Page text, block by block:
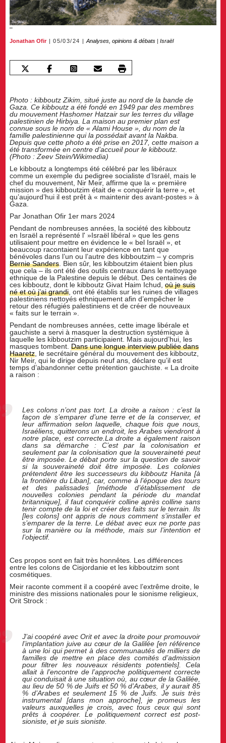
Jonathan Ofir 05/03/24 Analyses, opinions & débats |Israël
Photo : kibboutz Zikim, situé juste au nord de la bande de
Gaza. Ce kibboutz a été fondé en 1949 par des membres
du mouvement Hashomer Hatzair sur les terres du village
palestinien de Hirbiya. La maison au premier plan est
connue sous le nom de « Alami House », du nom de la
famille palestinienne qui la possédait avant la Nakba.
Depuis que cette photo a été prise en 2017, cette maison a
été transformée en centre d’accueil pour le kibboutz.
(Photo : Zeev Stein/Wikimedia)
Le kibboutz a longtemps été célébré par les libéraux
comme un exemple du pedigree socialiste d’Israël, mais le
chef du mouvement, Nir Meir, affirme que la « première
mission » des kibboutzim était de « conquérir la terre », et
qu’aujourd’hui il est prêt à « maintenir des avant-postes » à
Gaza.
Par Jonathan Ofir 1er mars 2024
Pendant de nombreuses années, la société des kibboutz
en Israël a représenté l' »Israël libéral » que les gens
utilisaient pour mettre en évidence le « bel Israël », et
beaucoup racontaient leur expérience en tant que
bénévoles dans l’un ou l’autre des kibboutzim – y compris
Bernie Sanders . Bien sûr, les kibboutzim étaient bien plus
que cela – ils ont été des outils centraux dans le nettoyage
ethnique de la Palestine depuis le début. Des centaines de
ces kibboutz, dont le kibboutz Givat Haim Ichud,où je suis
né et où j’ai grandi , ont été établis sur les ruines de villages
palestiniens nettoyés ethniquement afin d’empêcher le
retour des réfugiés palestiniens et de créer de nouveaux
« faits sur le terrain ».
Pendant de nombreuses années, cette image libérale et
gauchiste a servi à masquer la destruction systémique à
laquelle les kibboutzim participaient. Mais aujourd’hui, les
masques tombent.Dans une longue interview publiée dans
Haaretz , le secrétaire général du mouvement des kibboutz,
Nir Meir, qui le dirige depuis neuf ans, déclare qu’il est
temps d’abandonner cette prétention gauchiste. « La droite
a raison :
Les colons n’ont pas tort. La droite a raison : c’est la
façon de s’emparer d’une terre et de la conserver, et
leur affirmation selon laquelle, chaque fois que nous,
Israéliens, quitterons un endroit, les Arabes viendront à
notre place, est correcte.La droite a également raison
dans sa démarche : C’est par la colonisation et
seulement par la colonisation que la souveraineté peut
être imposée. Le débat porte sur la question de savoir
si la souveraineté doit être imposée. Les colonies
prétendent être les successeurs du kibboutz Hanita [à
la frontière du Liban], car, comme à l’époque des tours
et des palissades [méthode d’établissement de
nouvelles colonies pendant la période du mandat
britannique], il faut conquérir colline après colline sans
tenir compte de la loi et créer des faits sur le terrain. Ils
[les colons] ont appris de nous comment s’installer et
s’emparer de la terre. Le débat avec eux ne porte pas
sur la manière ou la méthode, mais sur l’intention et
l’objectif.
Ces propos sont en fait très honnêtes. Les différences
entre les colons de Cisjordanie et les kibboutzim sont
cosmétiques.
Meir raconte comment il a coopéré avec l’extrême droite, le
ministre des missions nationales pour le sionisme religieux,
Orit Strock :
J’ai coopéré avec Orit et avec la droite pour promouvoir
l’implantation juive au cœur de la Galilée [en référence
à une loi qui permet à des communautés de milliers de
familles de mettre en place des comités d’admission
pour filtrer les nouveaux résidents potentiels]. Cela
allait à l’encontre de l’approche politiquement correcte
qui conduisait à une situation où, au cœur de la Galilée,
au lieu de 50 % de Juifs et 50 % d’Arabes, il y aurait 85
% d’Arabes et seulement 15 % de Juifs. Je suis très
instrumental [dans mon approche], je promeus les
valeurs auxquelles je crois, avec tous ceux qui sont
prêts à coopérer. Le politiquement correct est post-
sioniste, et je suis sioniste.